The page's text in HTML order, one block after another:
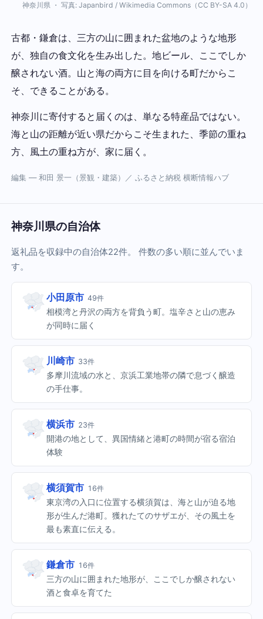
神奈川県 ・ 写真: Japanbird / Wikimedia Commons（CC BY-SA 4.0）
古都・鎌倉は、三方の山に囲まれた盆地のような地形
が、独自の食文化を生み出した。地ビール、ここでしか
醸されない酒。山と海の両方に目を向ける町だからこ
そ、できることがある。
神奈川に寄付すると届くのは、単なる特産品ではない。
海と山の距離が近い県だからこそ生まれた、季節の重ね
方、風土の重ね方が、家に届く。
編集 — 和田 景一（景観・建築）／ ふるさと納税 横断情報ハブ
神奈川県の自治体
返礼品を収録中の自治体22件。 件数の多い順に並んでいま
す。
小田原市 49件
相模湾と丹沢の両方を背負う町。塩辛さと山の恵み
が同時に届く
川崎市 33件
多摩川流域の水と、京浜工業地帯の隣で息づく醸造
の手仕事。
横浜市 23件
開港の地として、異国情緒と港町の時間が宿る宿泊
体験
横須賀市 16件
東京湾の入口に位置する横須賀は、海と山が迫る地
形が生んだ港町。獲れたてのサザエが、その風土を
最も素直に伝える。
鎌倉市 16件
三方の山に囲まれた地形が、ここでしか醸されない
酒と食卓を育てた